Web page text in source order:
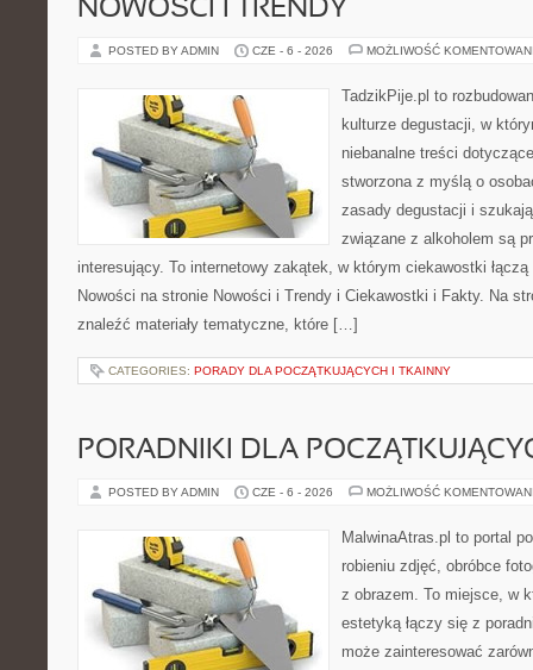
NOWOŚCI I TRENDY
POSTED BY ADMIN CZE - 6 - 2026 MOŻLIWOŚĆ
TadzikPije.pl to
kulturze degustacji, w
niebanalne treści
stworzona z myślą o
zasady degustacji i
związane z alkoholem są
interesujący. To internetowy zakątek, w którym ciekawostki
Nowości na stronie Nowości i Trendy i Ciekawostki i Fakty. Na
znaleźć materiały tematyczne, które […]
CATEGORIES: PORADY DLA POCZĄTKUJĄCYCH I TKAINNY
PORADNIKI DLA
POSTED BY ADMIN CZE - 6 - 2026 MOŻLIWOŚĆ
MalwinaAtras.pl to portal
robieniu zdjęć, obróbce
z obrazem. To miejsce, w
estetyką łączy się z
może zainteresować